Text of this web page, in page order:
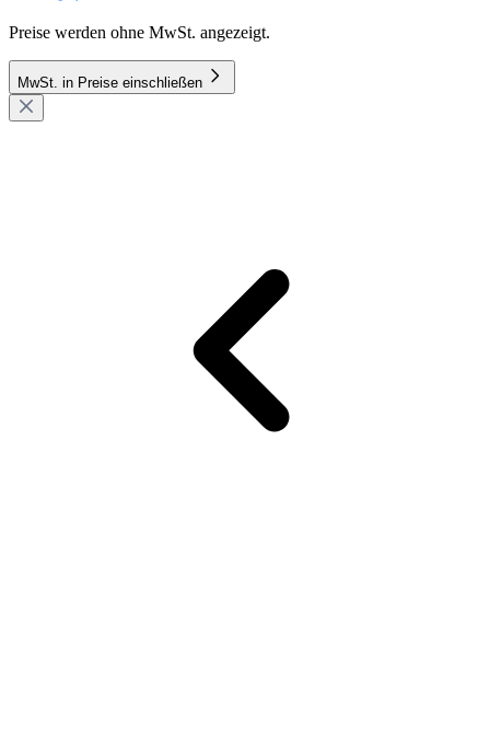
Preise werden ohne MwSt. angezeigt.
MwSt. in Preise einschließen